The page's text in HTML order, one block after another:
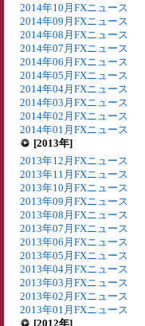
2014年10月FXニュース
2014年09月FXニュース
2014年08月FXニュース
2014年07月FXニュース
2014年06月FXニュース
2014年05月FXニュース
2014年04月FXニュース
2014年03月FXニュース
2014年02月FXニュース
2014年01月FXニュース
[2013年]
2013年12月FXニュース
2013年11月FXニュース
2013年10月FXニュース
2013年09月FXニュース
2013年08月FXニュース
2013年07月FXニュース
2013年06月FXニュース
2013年05月FXニュース
2013年04月FXニュース
2013年03月FXニュース
2013年02月FXニュース
2013年01月FXニュース
[2012年]